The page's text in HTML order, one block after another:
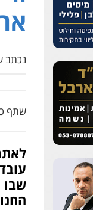
נכתב
שתף
שבו